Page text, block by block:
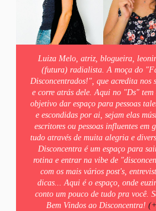
Luiza Melo, atriz, blogueira,
(futura) radialista. A moça do
Disconcentrados!", que acredita nos
e corre atrás dele. Aqui no "Ds" tem
objetivo dar espaço para pessoas
e escondidas por ai, sejam elas
escritores ou pessoas influentes em
tudo através de muita alegria e
Disconcentra é um espaço para
rotina e entrar na vibe de
com os mais vários post's,
dicas... Aqui é o espaço, onde
conto um pouco de tudo pra você.
Bem Vindos ao Disconcentra!